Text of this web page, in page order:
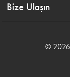
Bize Ulaşın
© 2026